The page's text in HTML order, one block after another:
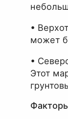
•
может
•
Этот